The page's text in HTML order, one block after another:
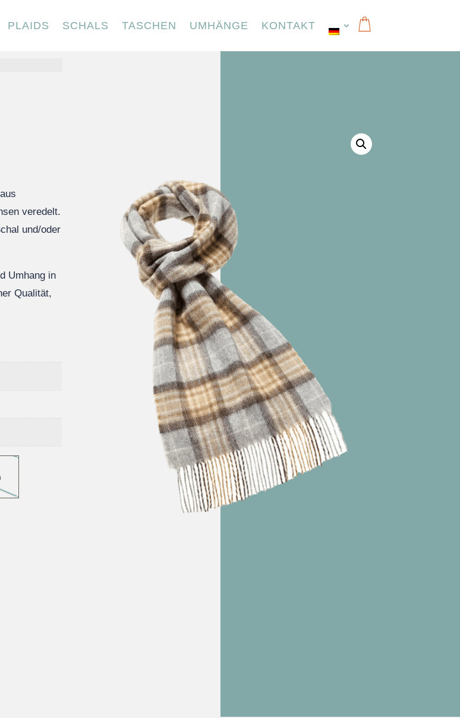
PLAIDS SCHALS TASCHEN UMHÄNGE KONTAKT
veredelt.
und/oder
Umhang in
Qualität,